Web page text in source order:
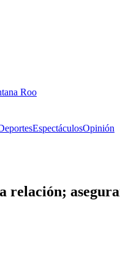
Roo
EspectáculosOpinión
relación;